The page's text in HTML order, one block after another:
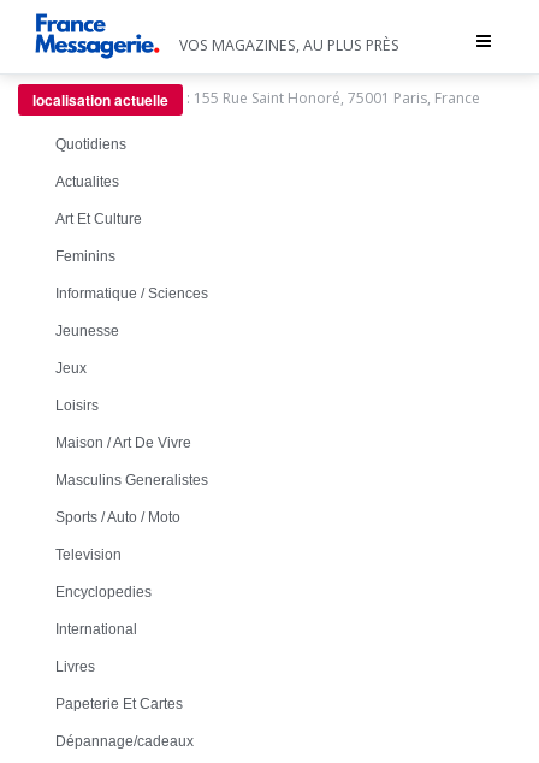
Toggle
VOS MAGAZINES, AU PLUS PRÈS
localisation actuelle : 155 Rue Saint Honoré, 75001 Paris, France
Quotidiens
Actualites
Art Et Culture
Feminins
Informatique / Sciences
Jeunesse
Jeux
Loisirs
Maison / Art De Vivre
Masculins Generalistes
Sports / Auto / Moto
Television
Encyclopedies
International
Livres
Papeterie Et Cartes
Dépannage/cadeaux